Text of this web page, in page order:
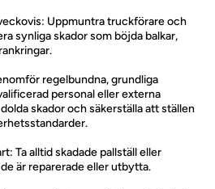
Uppmuntra truckförare och
synliga skador som böjda balkar,
regelbundna, grundliga
personal eller externa
skador och säkerställa att ställen
Ta alltid skadade pallställ eller
är reparerade eller utbytta.